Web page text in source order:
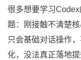
很多想要学习
题：刚接触不清楚
只会基础对话操作
化，没法真正落地